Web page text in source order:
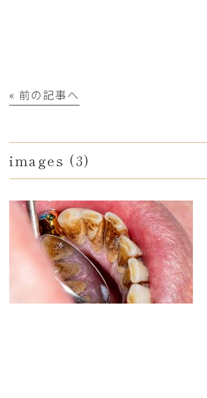
« 前の記事へ
images (3)